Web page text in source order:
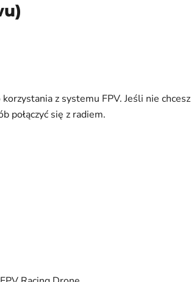
z systemu FPV. Jeśli nie chcesz
połączyć się z radiem.